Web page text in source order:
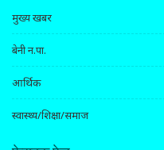
मुख्य खबर
बेनी न.पा.
आर्थिक
स्वास्थ्य/शिक्षा/समाज